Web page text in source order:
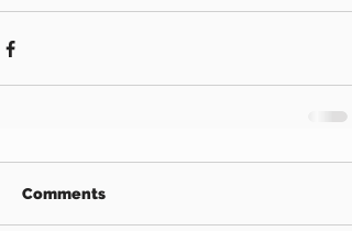
Comments